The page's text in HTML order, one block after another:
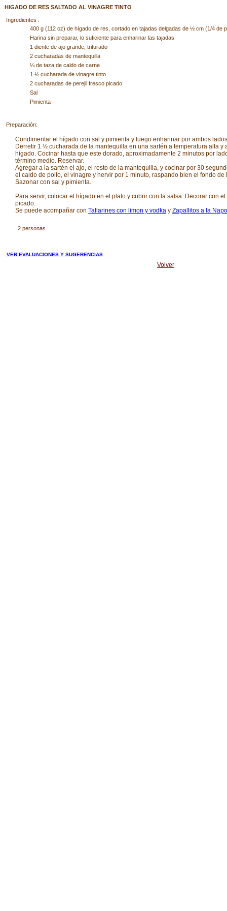
HIGADO DE RES SALTADO AL VINAGRE TINTO
Ingredientes :
400 g (112 oz) de hígado de res, cortado en tajadas delgadas de ½ cm (1/4 de
Harina sin preparar, lo suficiente para enharinar las tajadas
1 diente de ajo grande, triturado
2 cucharadas de mantequilla
¼ de taza de caldo de carne
1 ½ cucharada de vinagre tinto
2 cucharadas de perejil fresco picado
Sal
Pimienta
Preparación:
Condimentar el hígado con sal y pimienta y luego enharinar por ambos
Derretir 1 ½ cucharada de la mantequilla en una sartén a temperatura alta y
hígado. Cocinar hasta que este dorado, aproximadamente 2 minutos por
término medio. Reservar.
Agregar a la sartén el ajo, el resto de la mantequilla, y cocinar por 30
el caldo de pollo, el vinagre y hervir por 1 minuto, raspando bien el fondo de
Sazonar con sal y pimienta.
Para servir, colocar el hígado en el plato y cubrir con la salsa. Decorar con
picado.
Se puede acompañar con Tallarines con limon y vodka y Zapallitos a la
2 personas
VER EVALUACIONES Y SUGERENCIAS
Volver